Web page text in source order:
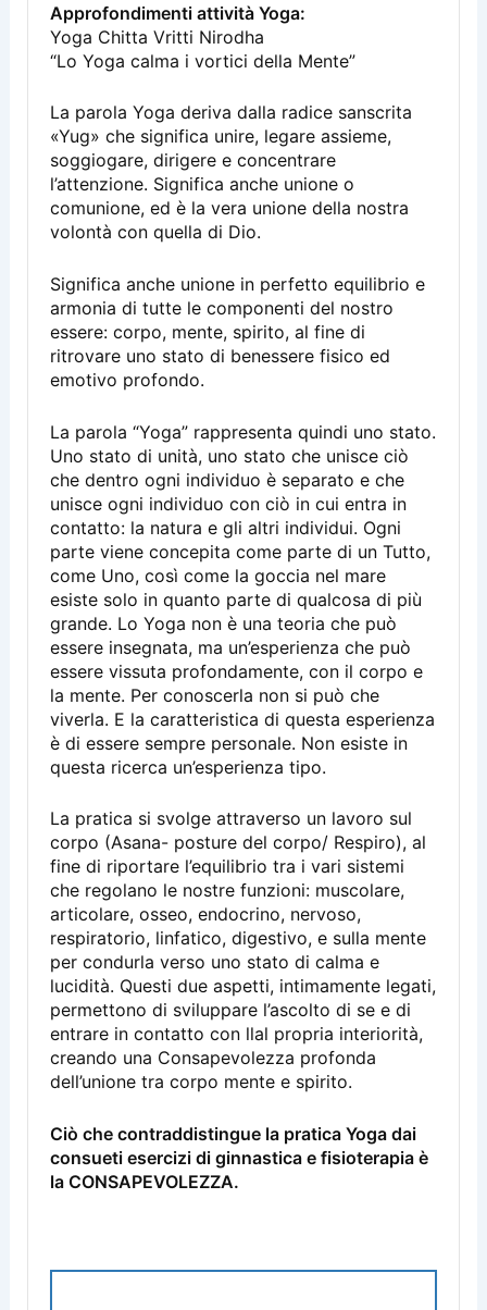
Approfondimenti attività Yoga:
Yoga Chitta Vritti Nirodha
“Lo Yoga calma i vortici della Mente”
La parola Yoga deriva dalla radice sanscrita
«Yug» che significa unire, legare assieme,
soggiogare, dirigere e concentrare
l’attenzione. Significa anche unione o
comunione, ed è la vera unione della nostra
volontà con quella di Dio.
Significa anche unione in perfetto equilibrio e
armonia di tutte le componenti del nostro
essere: corpo, mente, spirito, al fine di
ritrovare uno stato di benessere fisico ed
emotivo profondo.
La parola “Yoga” rappresenta quindi uno stato.
Uno stato di unità, uno stato che unisce ciò
che dentro ogni individuo è separato e che
unisce ogni individuo con ciò in cui entra in
contatto: la natura e gli altri individui. Ogni
parte viene concepita come parte di un Tutto,
come Uno, così come la goccia nel mare
esiste solo in quanto parte di qualcosa di più
grande. Lo Yoga non è una teoria che può
essere insegnata, ma un’esperienza che può
essere vissuta profondamente, con il corpo e
la mente. Per conoscerla non si può che
viverla. E la caratteristica di questa esperienza
è di essere sempre personale. Non esiste in
questa ricerca un’esperienza tipo.
La pratica si svolge attraverso un lavoro sul
corpo (Asana- posture del corpo/ Respiro), al
fine di riportare l’equilibrio tra i vari sistemi
che regolano le nostre funzioni: muscolare,
articolare, osseo, endocrino, nervoso,
respiratorio, linfatico, digestivo, e sulla mente
per condurla verso uno stato di calma e
lucidità. Questi due aspetti, intimamente legati,
permettono di sviluppare l’ascolto di se e di
entrare in contatto con llal propria interiorità,
creando una Consapevolezza profonda
dell’unione tra corpo mente e spirito.
Ciò che contraddistingue la pratica Yoga dai
consueti esercizi di ginnastica e fisioterapia è
la CONSAPEVOLEZZA.